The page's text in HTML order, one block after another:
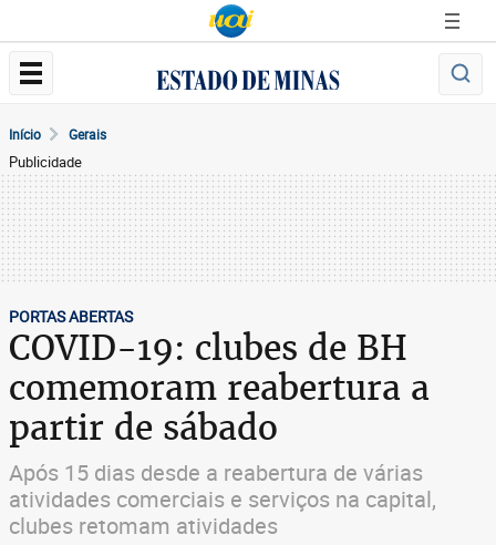
Início Gerais
Publicidade
PORTAS ABERTAS
COVID-19: clubes de BH
comemoram reabertura a
partir de sábado
Após 15 dias desde a reabertura de várias
atividades comerciais e serviços na capital,
clubes retomam atividades